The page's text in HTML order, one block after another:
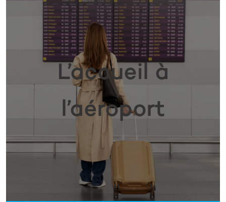
L’accueil à
l’aéroport